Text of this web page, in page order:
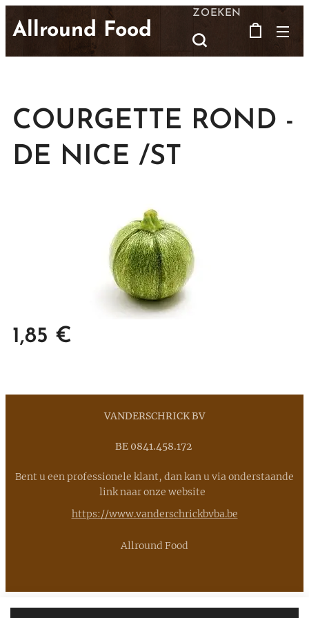
Allround Food
ZOEKEN
COURGETTE ROND -
DE NICE /ST
1,85 €
VANDERSCHRICK BV
BE 0841.458.172
Bent u een professionele klant, dan kan u via onderstaande
link naar onze website
https://www.vanderschrickbvba.be
Allround Food